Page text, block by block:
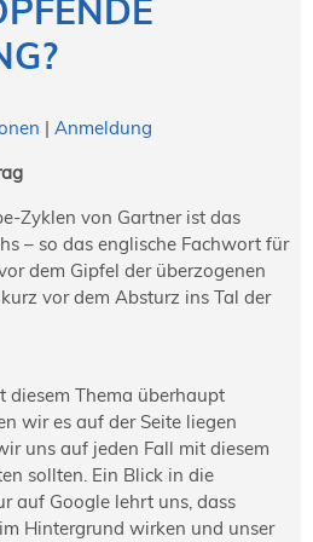
| Anmeldung
Zyklen von Gartner ist das
– so das englische Fachwort für
dem Gipfel der überzogenen
vor dem Absturz ins Tal der
diesem Thema überhaupt
wir es auf der Seite liegen
uns auf jeden Fall mit diesem
sollten. Ein Blick in die
auf Google lehrt uns, dass
Hintergrund wirken und unser